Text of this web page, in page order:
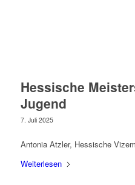
Hessische
Jugend
7. Juli 2025
Antonia Atzler, Hessische
Weiterlesen